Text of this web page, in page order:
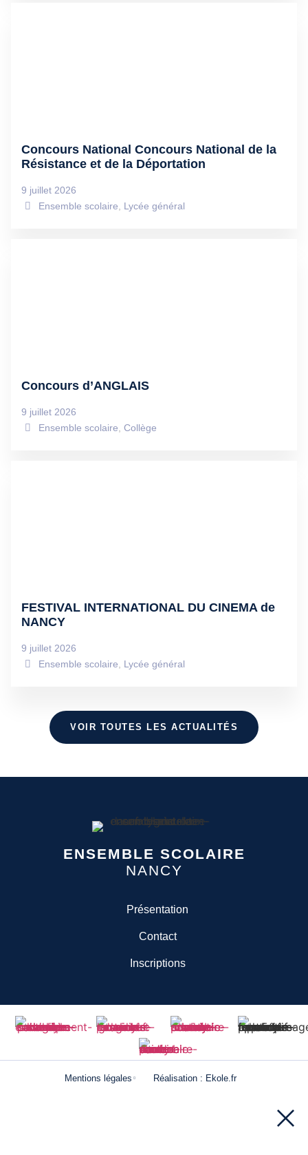
Concours National Concours National de la
Résistance et de la Déportation
9 juillet 2026
Ensemble scolaire
Lycée général
Concours d’ANGLAIS
9 juillet 2026
Ensemble scolaire Collège
FESTIVAL INTERNATIONAL DU CINEMA de
NANCY
9 juillet 2026
Ensemble scolaire
Lycée général
VOIR TOUTES LES ACTUALITÉS
ENSEMBLE SCOLAIRE
NANCY
Présentation
Contact
Inscriptions
Mentions légales Réalisation : Ekole.fr